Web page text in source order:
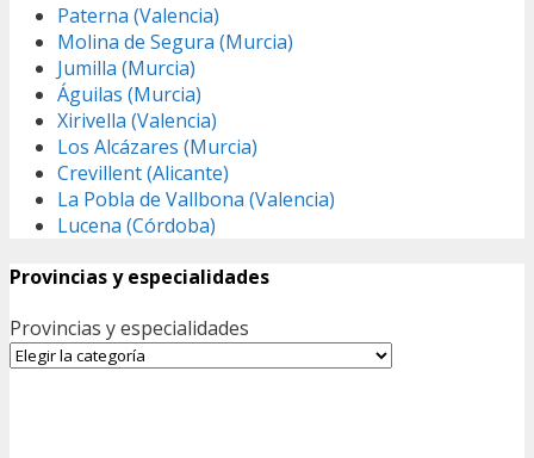
Paterna (Valencia)
Molina de Segura (Murcia)
Jumilla (Murcia)
Águilas (Murcia)
Xirivella (Valencia)
Los Alcázares (Murcia)
Crevillent (Alicante)
La Pobla de Vallbona (Valencia)
Lucena (Córdoba)
Provincias y especialidades
Provincias y especialidades